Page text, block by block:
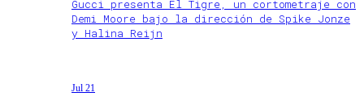
Gucci presenta El Tigre, un cortometraje con
Demi Moore bajo la dirección de Spike Jonze
y Halina Reijn
Jul 21